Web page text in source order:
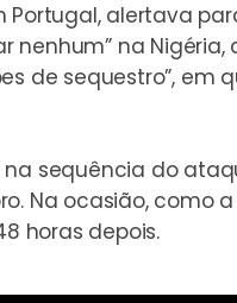
alertava
nenhum” na
de sequestro”, em
sequência do
Na ocasião, como
horas depois.